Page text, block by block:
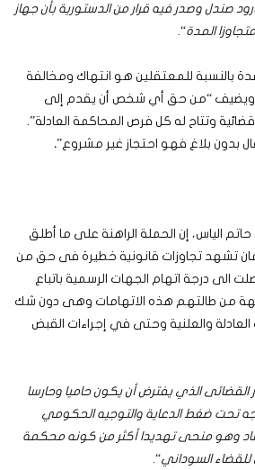
صندل وصدر فيه قرار من الدستورية بأن جهاز
المدة“.
بالنسبة للمعتقلين هو انتهاك ومخالفة
ويضيف “من حق أي شخص أن يقدم إلى
وتتاح له كل فرص المحاكمة العادلة”.
بدون بلاغ فهو احتجاز غير مشروع”.
الياس، إن الحملة الراهنة على ما أطلق
تشهد تجاوزات قانونية خطيرة فى حق من
الى درجة اتهام الجهات الرسمية باتباع
من طالتهم هذه الاتهامات وهى دون شك
والعلنية وحتى في إجراءات القبض
القضائى الذي يفترض أن يكون حاميا وحارسا
تحت ضغط الدعاية والتوجيه الحكومي
وهو منحى تهديدا أكثر من كونه محكمة
للقضاء السوداني“.